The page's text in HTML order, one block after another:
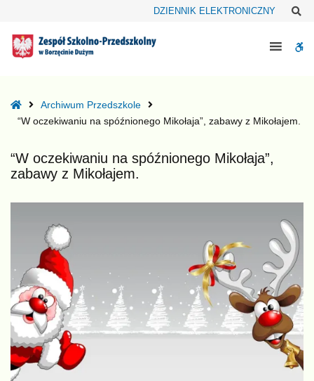
oczekiwaniu
zabawy
DZIENNIK ELEKTRONICZNY
HomeArchiwum Przedszkole
“W oczekiwaniu na spóźnionego Mikołaja”, zabawy z Mikołajem.
“W oczekiwaniu na spóźnionego Mikołaja”,
zabawy z Mikołajem.